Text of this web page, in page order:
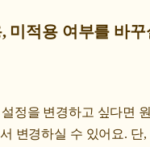
미적용 여부를 바꾸
정을 변경하고 싶다면
변경하실 수 있어요. 단,